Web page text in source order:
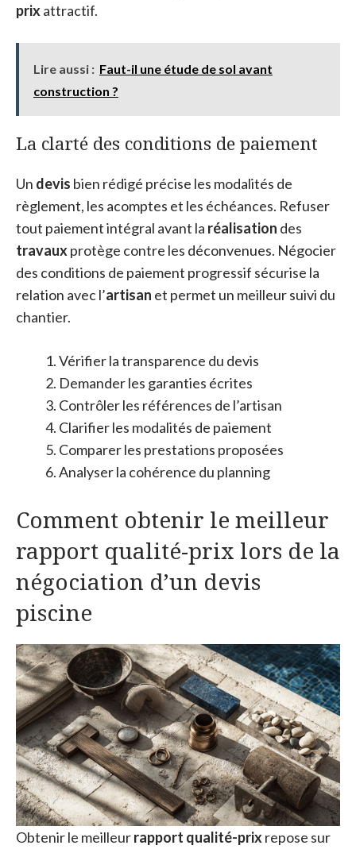
prix attractif.
Lire aussi : Faut-il une étude de sol avant
construction ?
La clarté des conditions de paiement
Un devis bien rédigé précise les modalités de
règlement, les acomptes et les échéances. Refuser
tout paiement intégral avant la réalisation des
travaux protège contre les déconvenues. Négocier
des conditions de paiement progressif sécurise la
relation avec l’artisan et permet un meilleur suivi du
chantier.
Vérifier la transparence du devis
Demander les garanties écrites
Contrôler les références de l’artisan
Clarifier les modalités de paiement
Comparer les prestations proposées
Analyser la cohérence du planning
Comment obtenir le meilleur
rapport qualité-prix lors de la
négociation d’un devis
piscine
Obtenir le meilleurrapport qualité-prix repose sur